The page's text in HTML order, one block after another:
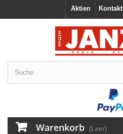
Kontakt
Aktien
Warenkorb (Leer)